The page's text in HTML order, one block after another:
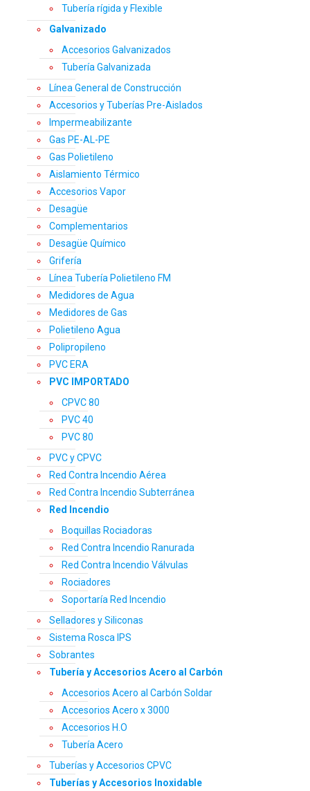
Tubería rígida y Flexible
Galvanizado
Accesorios Galvanizados
Tubería Galvanizada
Línea General de Construcción
Accesorios y Tuberías Pre-Aislados
Impermeabilizante
Gas PE-AL-PE
Gas Polietileno
Aislamiento Térmico
Accesorios Vapor
Desagüe
Complementarios
Desagüe Químico
Grifería
Línea Tubería Polietileno FM
Medidores de Agua
Medidores de Gas
Polietileno Agua
Polipropileno
PVC ERA
PVC IMPORTADO
CPVC 80
PVC 40
PVC 80
PVC y CPVC
Red Contra Incendio Aérea
Red Contra Incendio Subterránea
Red Incendio
Boquillas Rociadoras
Red Contra Incendio Ranurada
Red Contra Incendio Válvulas
Rociadores
Soportaría Red Incendio
Selladores y Siliconas
Sistema Rosca IPS
Sobrantes
Tubería y Accesorios Acero al Carbón
Accesorios Acero al Carbón Soldar
Accesorios Acero x 3000
Accesorios H.O
Tubería Acero
Tuberías y Accesorios CPVC
Tuberías y Accesorios Inoxidable